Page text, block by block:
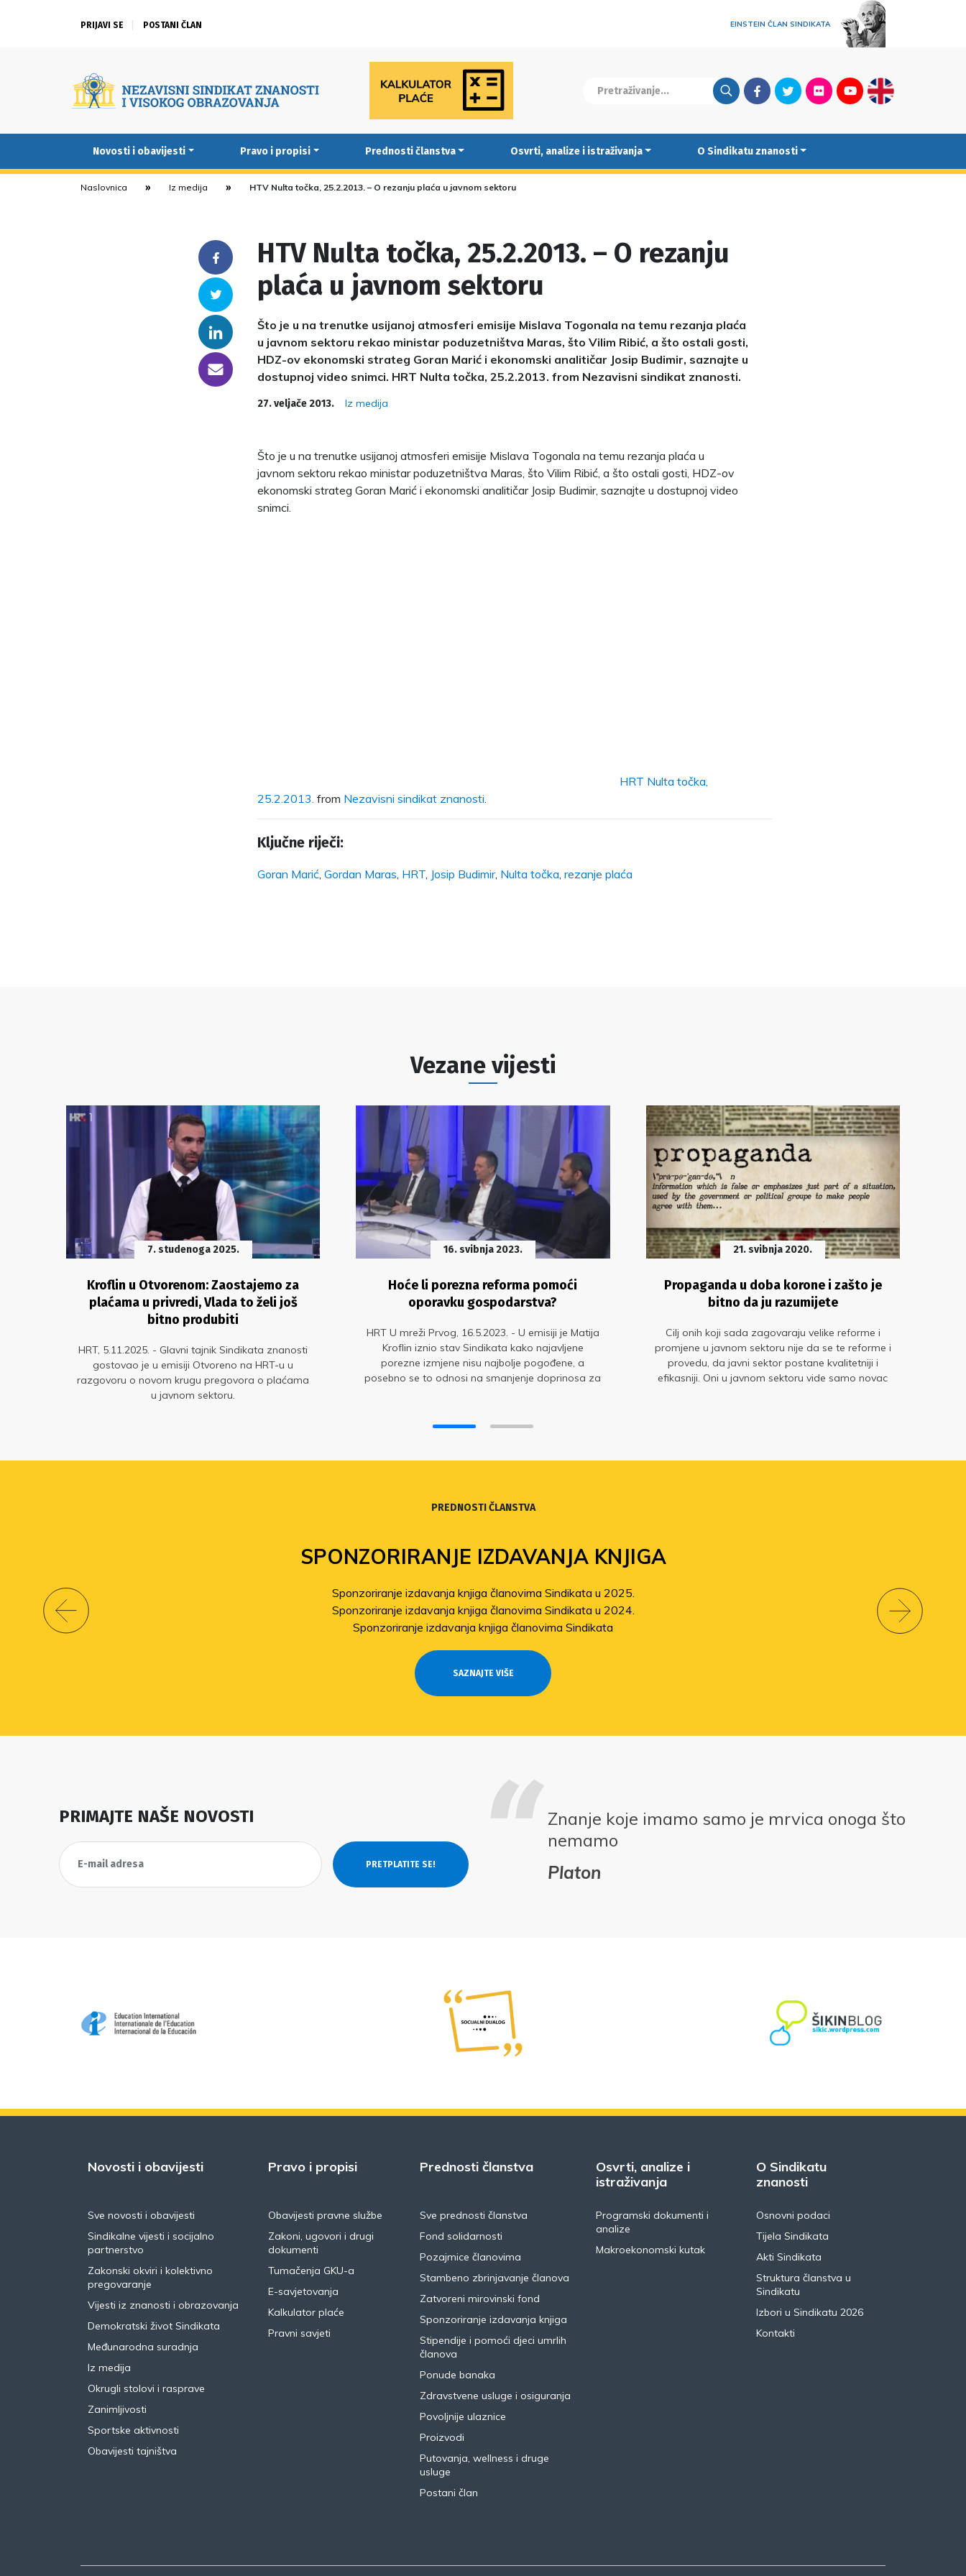
PRIJAVI SE POSTANI ČLAN EINSTEIN ČLAN SINDIKATA
FacebookTwitterFlickrYoutubeEnglish
Novosti i obavijesti Pravo i propisi Prednosti članstva Osvrti, analize i istraživanja O Sindikatu znanosti
Naslovnica Iz medija HTV Nulta točka, 25.2.2013. – O rezanju plaća u javnom sektoru
Facebook
Twitter
Linkedin
someone@yoursite.com
HTV Nulta točka, 25.2.2013. – O rezanju
plaća u javnom sektoru
Što je u na trenutke usijanoj atmosferi emisije Mislava Togonala na temu rezanja plaća
u javnom sektoru rekao ministar poduzetništva Maras, što Vilim Ribić, a što ostali gosti,
HDZ-ov ekonomski strateg Goran Marić i ekonomski analitičar Josip Budimir, saznajte u
dostupnoj video snimci. HRT Nulta točka, 25.2.2013. from Nezavisni sindikat znanosti.
27. veljače 2013. Iz medija
Što je u na trenutke usijanoj atmosferi emisije Mislava Togonala na temu rezanja plaća u
javnom sektoru rekao ministar poduzetništva Maras, što Vilim Ribić, a što ostali gosti, HDZ-ov
ekonomski strateg Goran Marić i ekonomski analitičar Josip Budimir, saznajte u dostupnoj video
snimci.
HRT Nulta točka,
25.2.2013. from Nezavisni sindikat znanosti.
Ključne riječi:
Goran Marić, Gordan Maras, HRT, Josip Budimir, Nulta točka, rezanje plaća
Vezane vijesti
7. studenoga 2025.
Kroflin u Otvorenom: Zaostajemo za
plaćama u privredi, Vlada to želi još
bitno produbiti
HRT, 5.11.2025. - Glavni tajnik Sindikata znanosti
gostovao je u emisiji Otvoreno na HRT-u u
razgovoru o novom krugu pregovora o plaćama
u javnom sektoru.
16. svibnja 2023.
Hoće li porezna reforma pomoći
oporavku gospodarstva?
HRT U mreži Prvog, 16.5.2023. - U emisiji je Matija
Kroflin iznio stav Sindikata kako najavljene
porezne izmjene nisu najbolje pogođene, a
posebno se to odnosi na smanjenje doprinosa za
21. svibnja 2020.
Propaganda u doba korone i zašto je
bitno da ju razumijete
Cilj onih koji sada zagovaraju velike reforme i
promjene u javnom sektoru nije da se te reforme i
provedu, da javni sektor postane kvalitetniji i
efikasniji. Oni u javnom sektoru vide samo novac
PREDNOSTI ČLANSTVA
SPONZORIRANJE IZDAVANJA KNJIGA
Sponzoriranje izdavanja knjiga članovima Sindikata u 2025.
Sponzoriranje izdavanja knjiga članovima Sindikata u 2024.
Sponzoriranje izdavanja knjiga članovima Sindikata
SAZNAJTE VIŠE
PRIMAJTE NAŠE NOVOSTI
Znanje koje imamo samo je mrvica onoga što
nemamo
Platon
Novosti i obavijesti
Sve novosti i obavijesti
Sindikalne vijesti i socijalno
partnerstvo
Zakonski okviri i kolektivno
pregovaranje
Vijesti iz znanosti i obrazovanja
Demokratski život Sindikata
Međunarodna suradnja
Iz medija
Okrugli stolovi i rasprave
Zanimljivosti
Sportske aktivnosti
Obavijesti tajništva
Pravo i propisi
Obavijesti pravne službe
Zakoni, ugovori i drugi
dokumenti
Tumačenja GKU-a
E-savjetovanja
Kalkulator plaće
Pravni savjeti
Prednosti članstva
Sve prednosti članstva
Fond solidarnosti
Pozajmice članovima
Stambeno zbrinjavanje članova
Zatvoreni mirovinski fond
Sponzoriranje izdavanja knjiga
Stipendije i pomoći djeci umrlih
članova
Ponude banaka
Zdravstvene usluge i osiguranja
Povoljnije ulaznice
Proizvodi
Putovanja, wellness i druge
usluge
Postani član
Osvrti, analize i
istraživanja
Programski dokumenti i
analize
Makroekonomski kutak
O Sindikatu
znanosti
Osnovni podaci
Tijela Sindikata
Akti Sindikata
Struktura članstva u
Sindikatu
Izbori u Sindikatu 2026
Kontakti